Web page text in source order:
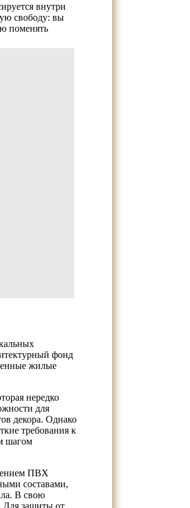
внутри
свободу: вы
поменять
фонд
жилые
нередко
для
декора. Однако
требования к
шагом
ПВХ
составами,
В свою
Для защиты от